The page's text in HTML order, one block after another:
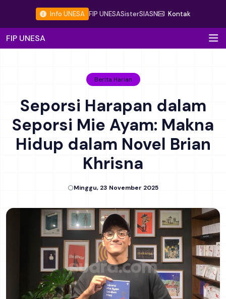
Info UNESA FIP UNESASisterSIASN Kontak
FIP UNESA
Berita Harian
Seporsi Harapan dalam
Seporsi Mie Ayam: Makna
Hidup dalam Novel Brian
Khrisna
Minggu, 23 November 2025